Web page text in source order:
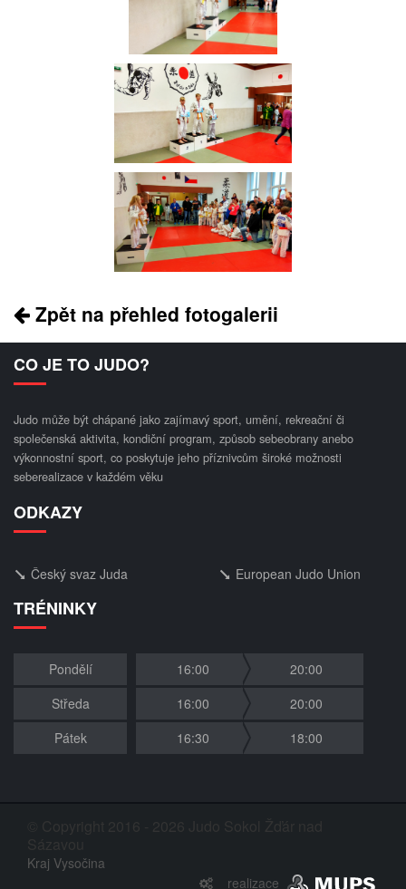
Zpět na přehled fotogalerii
CO JE TO JUDO?
Judo může být chápané jako zajímavý sport, umění, rekreační či
společenská aktivita, kondiční program, způsob sebeobrany anebo
výkonnostní sport, co poskytuje jeho příznivcům široké možnosti
seberealizace v každém věku
ODKAZY
Český svaz Juda European Judo Union
TRÉNINKY
Pondělí 16:00
20:00
Středa
16:00
20:00
Pátek
16:30 18:00
© Copyright 2016 - 2026 Judo Sokol Žďár nad
Sázavou
Kraj Vysočina
realizace